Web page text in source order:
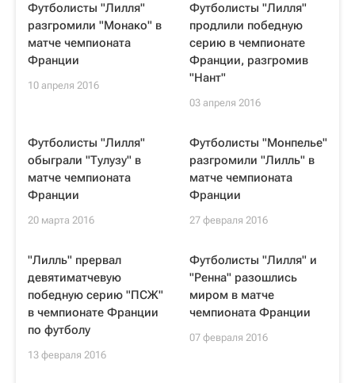
Футболисты "Лилля"
разгромили "Монако" в
матче чемпионата
Франции
10 апреля 2016
Футболисты "Лилля"
продлили победную
серию в чемпионате
Франции, разгромив
"Нант"
03 апреля 2016
Футболисты "Лилля"
обыграли "Тулузу" в
матче чемпионата
Франции
20 марта 2016
Футболисты "Монпелье"
разгромили "Лилль" в
матче чемпионата
Франции
27 февраля 2016
"Лилль" прервал
девятиматчевую
победную серию "ПСЖ"
в чемпионате Франции
по футболу
13 февраля 2016
Футболисты "Лилля" и
"Ренна" разошлись
миром в матче
чемпионата Франции
07 февраля 2016